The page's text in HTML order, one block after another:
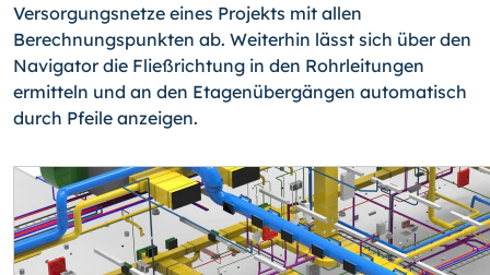
Versorgungsnetze eines Projekts mit allen
Berechnungspunkten ab. Weiterhin lässt sich über den
Navigator die Fließrichtung in den Rohrleitungen
ermitteln und an den Etagenübergängen automatisch
durch Pfeile anzeigen.